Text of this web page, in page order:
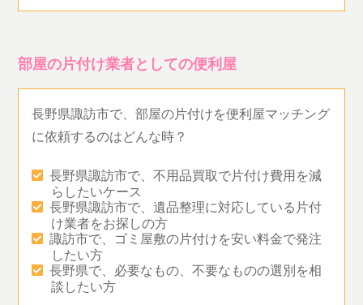
部屋の片付け業者としての便利屋
長野県諏訪市で、部屋の片付けを便利屋マッチング
に依頼するのはどんな時？
長野県諏訪市で、不用品買取で片付け費用を減
らしたいケース
長野県諏訪市で、遺品整理に対応している片付
け業者をお探しの方
諏訪市で、ゴミ屋敷の片付けを安い料金で発注
したい方
長野県で、必要なもの、不要なものの選別を相
談したい方